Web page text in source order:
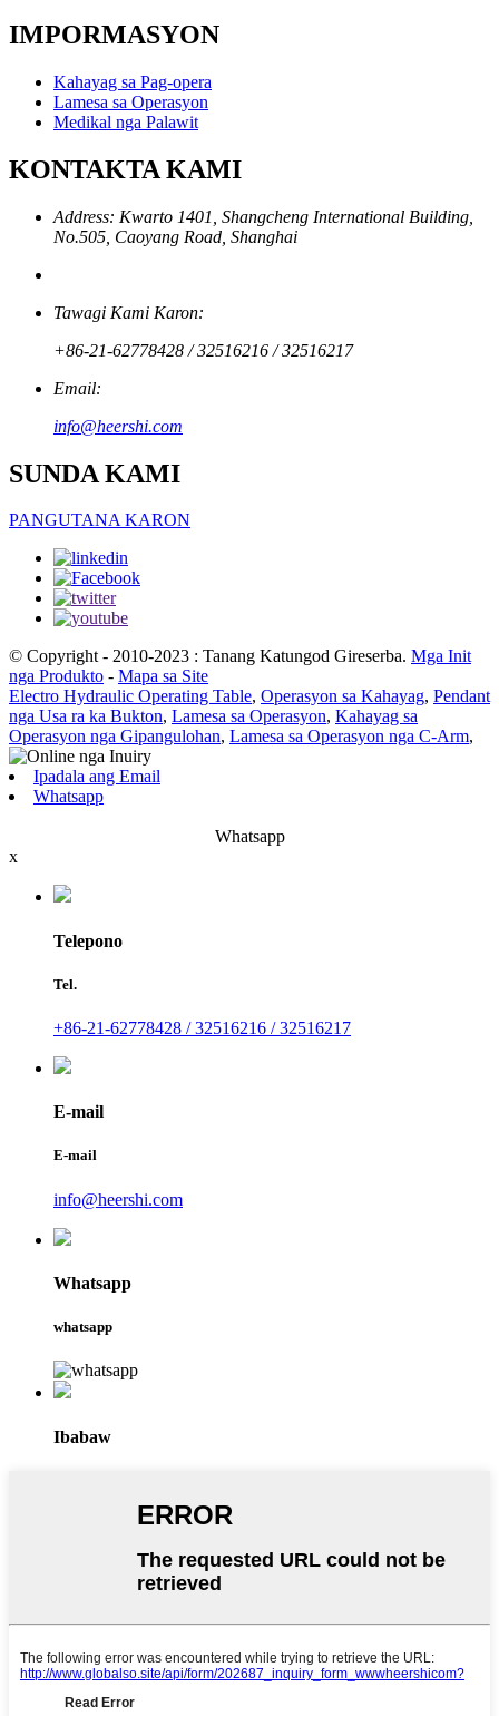
IMPORMASYON
Kahayag sa Pag-opera
Lamesa sa Operasyon
Medikal nga Palawit
KONTAKTA KAMI
Address: Kwarto 1401, Shangcheng International Building,
No.505, Caoyang Road, Shanghai
Tawagi Kami Karon:
+86-21-62778428 / 32516216 / 32516217
Email:
info@heershi.com
SUNDA KAMI
PANGUTANA KARON
© Copyright - 2010-2023 : Tanang Katungod Gireserba. Mga Init
nga Produkto - Mapa sa Site
Electro Hydraulic Operating Table, Operasyon sa Kahayag, Pendant
nga Usa ra ka Bukton, Lamesa sa Operasyon, Kahayag sa
Operasyon nga Gipangulohan, Lamesa sa Operasyon nga C-Arm,
Ipadala ang Email
Whatsapp
Whatsapp
x
Telepono
Tel.
+86-21-62778428 / 32516216 / 32516217
E-mail
E-mail
info@heershi.com
Whatsapp
whatsapp
Ibabaw